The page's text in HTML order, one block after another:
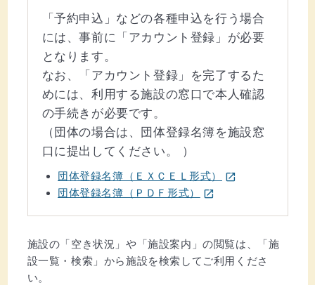
「予約申込」などの各種申込を行う場合
には、事前に「アカウント登録」が必要
となります。
なお、「アカウント登録」を完了するた
めには、利用する施設の窓口で本人確認
の手続きが必要です。
（団体の場合は、団体登録名簿を施設窓
口に提出してください。 ）
団体登録名簿（ＥＸＣＥＬ形式） open_in_new
団体登録名簿（ＰＤＦ形式） open_in_new
施設の「空き状況」や「施設案内」の閲覧は、「施
設一覧・検索」から施設を検索してご利用くださ
い。